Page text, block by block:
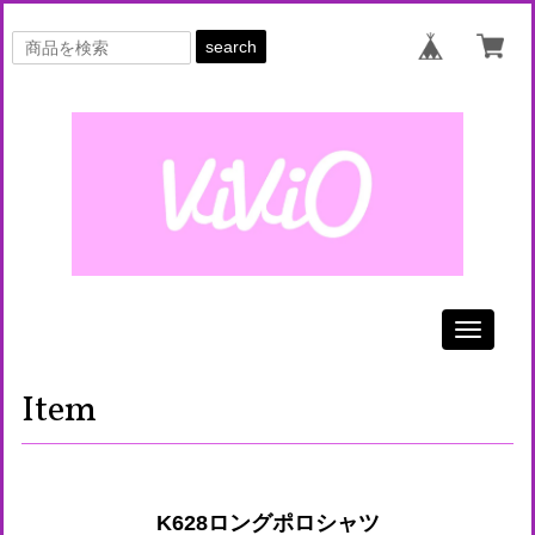
search
Toggle
Item
K628ロングポロシャツ